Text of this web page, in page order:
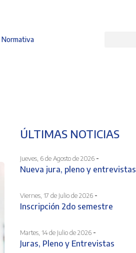
Normativa
ÚLTIMAS NOTICIAS
Jueves, 6 de Agosto de 2026 -
Nueva jura, pleno y entrevistas
Viernes, 17 de Julio de 2026 -
Inscripción 2do semestre
Martes, 14 de Julio de 2026 -
Juras, Pleno y Entrevistas